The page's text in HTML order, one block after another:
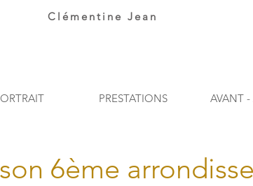
Clémentine Jean​
PRESTATIONS AVANT -
6ème